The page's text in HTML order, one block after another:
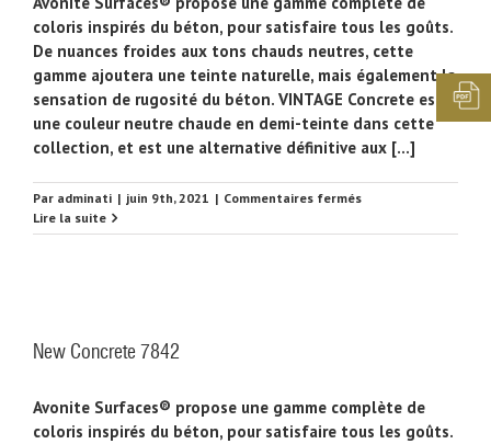
coloris inspirés du béton, pour satisfaire tous les goûts.
De nuances froides aux tons chauds neutres, cette
gamme ajoutera une teinte naturelle, mais également la
sensation de rugosité du béton. VINTAGE Concrete est
une couleur neutre chaude en demi-teinte dans cette
collection, et est une alternative définitive aux [...]
Par adminati | juin 9th, 2021 | Commentaires ferméssur
concrete
Lire la suite
New Concrete 7842
Avonite Surfaces® propose une gamme complète de
coloris inspirés du béton, pour satisfaire tous les goûts.